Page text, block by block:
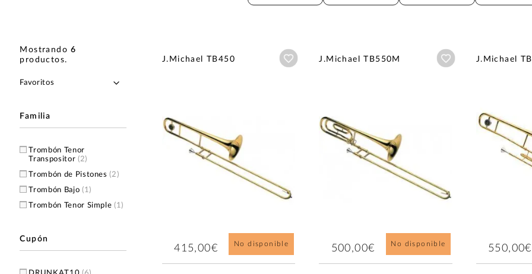
Mostrando6
productos.
Familia
Trombón Tenor
Transpositor (2)
Trombón de Pistones(2)
Trombón Bajo (1)
Trombón Tenor Simple(1)
Cupón
J.Michael TB450 Añadir a wishlist
415,00€ No disponible
J.Michael TB550M Añadir a wishlist
500,00€ No disponible
J.Michael
550,00€